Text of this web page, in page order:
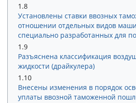
1.8
Установлены ставки ввозных
отношении отдельных видов
специально разработанных для
1.9
Разъяснена классификация
жидкости (драйкулера)
1.10
Внесены изменения в порядок
уплаты ввозной таможенной